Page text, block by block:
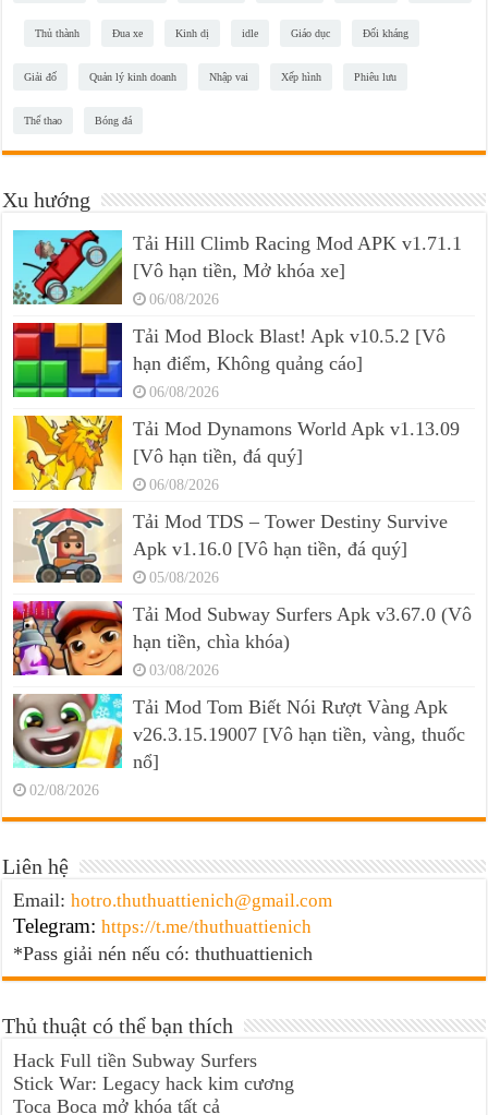
Thủ thành Đua xe Kinh dị idle Giáo dục Đối kháng
Giải đố Quản lý kinh doanh Nhập vai Xếp hình Phiêu lưu
Thể thao Bóng đá
Xu hướng
Tải Hill Climb Racing Mod APK v1.71.1
[Vô hạn tiền, Mở khóa xe]
06/08/2026
Tải Mod Block Blast! Apk v10.5.2 [Vô
hạn điểm, Không quảng cáo]
06/08/2026
Tải Mod Dynamons World Apk v1.13.09
[Vô hạn tiền, đá quý]
06/08/2026
Tải Mod TDS – Tower Destiny Survive
Apk v1.16.0 [Vô hạn tiền, đá quý]
05/08/2026
Tải Mod Subway Surfers Apk v3.67.0 (Vô
hạn tiền, chìa khóa)
03/08/2026
Tải Mod Tom Biết Nói Rượt Vàng Apk
v26.3.15.19007 [Vô hạn tiền, vàng, thuốc
nổ]
02/08/2026
Liên hệ
Email:hotro.thuthuattienich@gmail.com
Telegram: https://t.me/thuthuattienich
*Pass giải nén nếu có: thuthuattienich
Thủ thuật có thể bạn thích
Hack Full tiền Subway Surfers
Stick War: Legacy hack kim cương
Toca Boca mở khóa tất cả